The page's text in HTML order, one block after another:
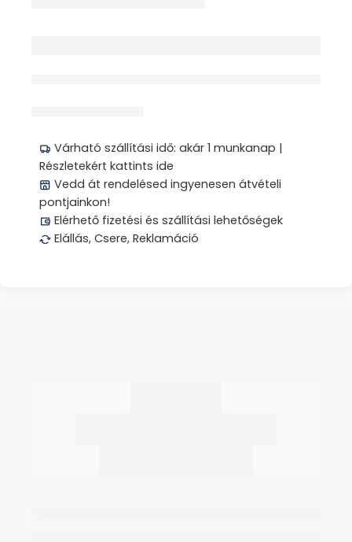
Várható szállítási idő: akár 1 munkanap |
Részletekért kattints ide
Vedd át rendelésed ingyenesen átvételi
pontjainkon!
Elérhető fizetési és szállítási lehetőségek
Elállás, Csere, Reklamáció